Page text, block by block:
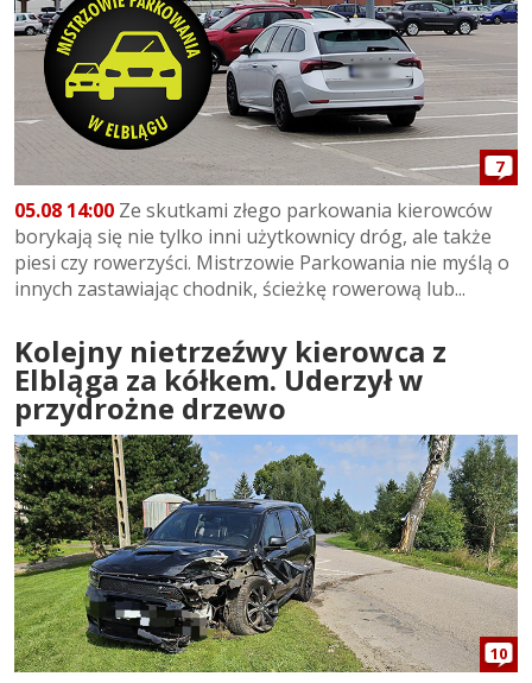
7
05.08 14:00 Ze skutkami złego parkowania kierowców
borykają się nie tylko inni użytkownicy dróg, ale także
piesi czy rowerzyści. Mistrzowie Parkowania nie myślą o
innych zastawiając chodnik, ścieżkę rowerową lub...
Kolejny nietrzeźwy kierowca z
Elbląga za kółkem. Uderzył w
przydrożne drzewo
10